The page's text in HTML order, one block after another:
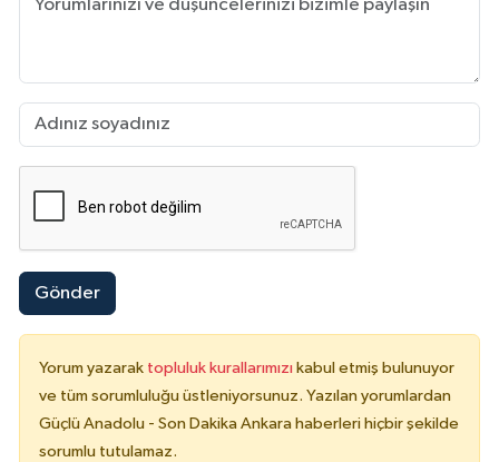
Gönder
Yorum yazarak topluluk kurallarımızı kabul etmiş bulunuyor
ve tüm sorumluluğu üstleniyorsunuz. Yazılan yorumlardan
Güçlü Anadolu - Son Dakika Ankara haberleri hiçbir şekilde
sorumlu tutulamaz.